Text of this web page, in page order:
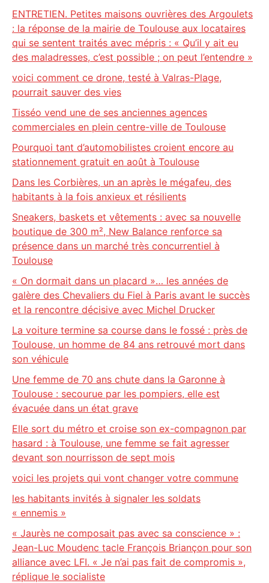
ENTRETIEN. Petites maisons ouvrières des Argoulets
: la réponse de la mairie de Toulouse aux locataires
qui se sentent traités avec mépris : « Qu’il y ait eu
des maladresses, c’est possible ; on peut l’entendre »
voici comment ce drone, testé à Valras-Plage,
pourrait sauver des vies
Tisséo vend une de ses anciennes agences
commerciales en plein centre-ville de Toulouse
Pourquoi tant d’automobilistes croient encore au
stationnement gratuit en août à Toulouse
Dans les Corbières, un an après le mégafeu, des
habitants à la fois anxieux et résilients
Sneakers, baskets et vêtements : avec sa nouvelle
boutique de 300 m², New Balance renforce sa
présence dans un marché très concurrentiel à
Toulouse
« On dormait dans un placard »… les années de
galère des Chevaliers du Fiel à Paris avant le succès
et la rencontre décisive avec Michel Drucker
La voiture termine sa course dans le fossé : près de
Toulouse, un homme de 84 ans retrouvé mort dans
son véhicule
Une femme de 70 ans chute dans la Garonne à
Toulouse : secourue par les pompiers, elle est
évacuée dans un état grave
Elle sort du métro et croise son ex-compagnon par
hasard : à Toulouse, une femme se fait agresser
devant son nourrisson de sept mois
voici les projets qui vont changer votre commune
les habitants invités à signaler les soldats
« ennemis »
« Jaurès ne composait pas avec sa conscience » :
Jean-Luc Moudenc tacle François Briançon pour son
alliance avec LFI. « Je n’ai pas fait de compromis »,
réplique le socialiste